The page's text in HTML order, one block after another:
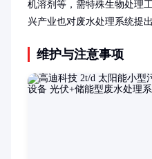
机溶剂等，需特殊生物处理
兴产业也对废水处理系统提
维护与注意事项